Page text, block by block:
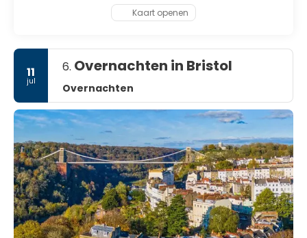
Kaart openen
11
jul
6. Overnachten in Bristol
Overnachten